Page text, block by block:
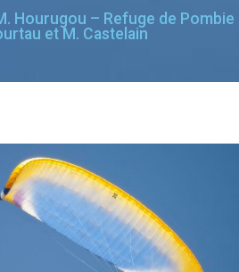
Hourugou – Refuge de Pombie
et M. Castelain